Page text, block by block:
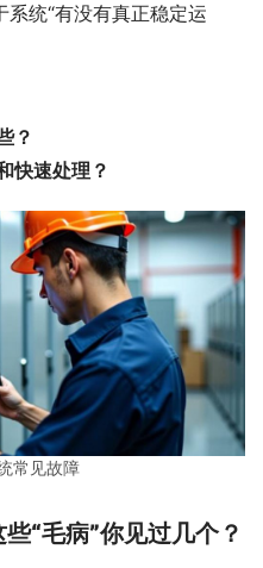
系统“有没有真正稳定运
？
快速处理？
常见故障
“毛病”你见过几个？